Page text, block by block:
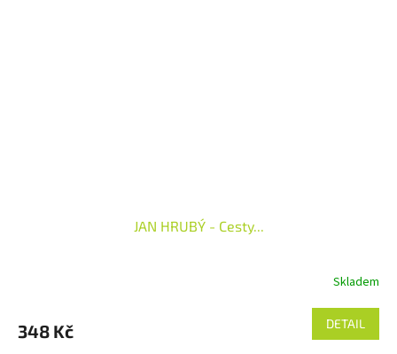
JAN HRUBÝ - Cesty...
Skladem
348 Kč DETAIL